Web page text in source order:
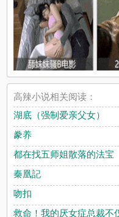
高辣小说相关阅读：
湖底（强制爱亲父女）
豢养
都在找五师姐散落的法宝
秦凰記
吻扣
救命！我的厌女症总裁不